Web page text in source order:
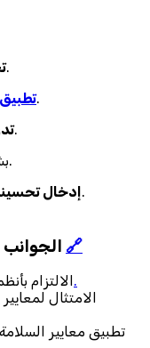
وتحديد نقاط الضعف.
لربط جميع الأطراف.
على استخدام الأدوات الرقمية.
بشكل دوري.
إدخالبناءً على البيانات والملاحظات.
🔗
الالتزام .
الامتثال لمعايير
تطبيق معايير